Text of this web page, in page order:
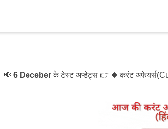
6 Deceberके टेस्ट अप्डेट्स 👉 ◆ करंट